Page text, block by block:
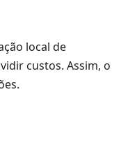
local de
custos. Assim, o